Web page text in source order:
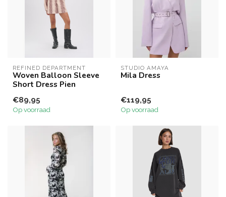
REFINED DEPARTMENT
Woven Balloon Sleeve
Short Dress Pien
€89,95
Op voorraad
STUDIO AMAYA
Mila Dress
€119,95
Op voorraad